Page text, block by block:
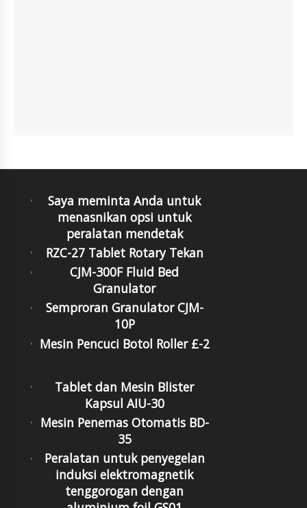
Saya meminta Anda untuk
menasnikan opsi untuk
peralatan mendetak
RZC-27 Tablet Rotary Tekan
CJM-300F Fluid Bed
Granulator
Semproran Granulator CJM-
10P
Mesin Pencuci Botol Roller £-2
Tablet dan Mesin Blister
Kapsul AIU-30
Mesin Penemas Otomatis BD-
35
Peralatan untuk penyegelan
induksi elektromagnetik
tenggorogan dengan